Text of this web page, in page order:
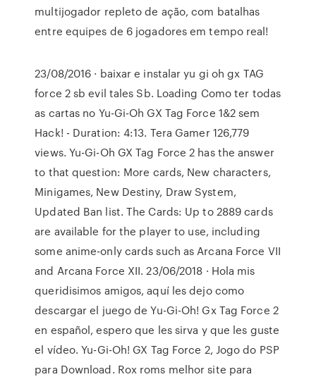
multijogador repleto de ação, com batalhas
entre equipes de 6 jogadores em tempo real!
23/08/2016 · baixar e instalar yu gi oh gx TAG
force 2 sb evil tales Sb. Loading Como ter todas
as cartas no Yu-Gi-Oh GX Tag Force 1&2 sem
Hack! - Duration: 4:13. Tera Gamer 126,779
views. Yu-Gi-Oh GX Tag Force 2 has the answer
to that question: More cards, New characters,
Minigames, New Destiny, Draw System,
Updated Ban list. The Cards: Up to 2889 cards
are available for the player to use, including
some anime-only cards such as Arcana Force VII
and Arcana Force XII. 23/06/2018 · Hola mis
queridisimos amigos, aquí les dejo como
descargar el juego de Yu-Gi-Oh! Gx Tag Force 2
en español, espero que les sirva y que les guste
el vídeo. Yu-Gi-Oh! GX Tag Force 2, Jogo do PSP
para Download. Rox roms melhor site para